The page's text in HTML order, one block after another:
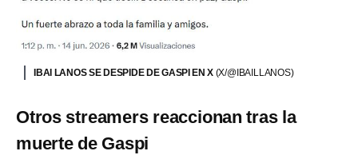
IBAI LANOS SE DESPIDE DE GASPI EN X (X/@IBAILLANOS)
Otros streamers reaccionan tras la
muerte de Gaspi